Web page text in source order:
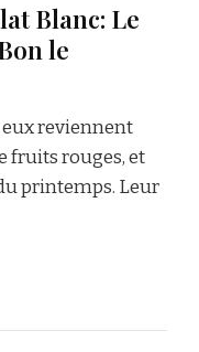
Blanc: Le
le
eux reviennent
fruits rouges, et
printemps. Leur